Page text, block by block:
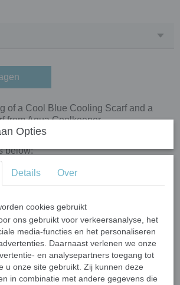
of a Cool Blue Cooling Scarf and a
from Aqua Coolkeeper.
about these items by clicking
below:
Blueand
Cooling Scarf Black
gebruik van uw Aqua Coolkeeper
hieronder helemaal door en laat uw
te dik worden(zie laadlabel
! Tip: om je Aqua Coolkeeper
te laten drogen kun je hem op een
Dit is ook heel goed tegen
dan het overtollige water uit de
trekt en niet meer in de
Opties
Details Over
cookies gebruikt
ons gebruikt voor verkeersanalyse, het
media-functies en het personaliseren
Daarnaast verlenen we onze
en analysepartners toegang tot
u onze site gebruikt. Zij kunnen deze
in combinatie met andere gegevens die